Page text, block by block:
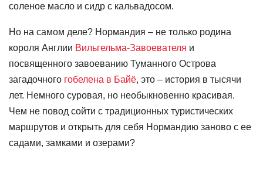
соленое масло и сидр с кальвадосом.
Но на самом деле? Нормандия – не только родина
короля Англии Вильгельма-Завоевателя и
посвященного завоеванию Туманного Острова
загадочного гобелена в Байё, это – история в тысячи
лет. Немного суровая, но необыкновенно красивая.
Чем не повод сойти с традиционных туристических
маршрутов и открыть для себя Нормандию заново с ее
садами, замками и озерами?